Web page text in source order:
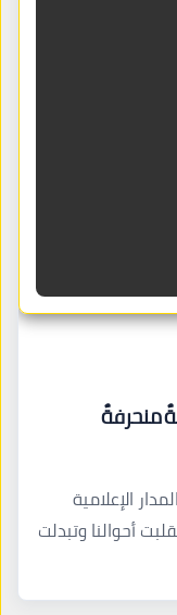
منحرفةٌ
الإعلامية
أحوالنا وتبدلت